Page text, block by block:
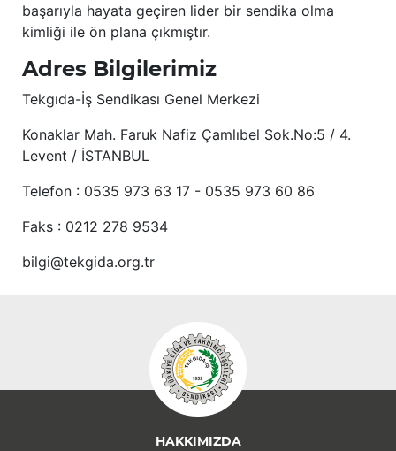
başarıyla hayata geçiren lider bir sendika olma
kimliği ile ön plana çıkmıştır.
Adres Bilgilerimiz
Tekgıda-İş Sendikası Genel Merkezi
Konaklar Mah. Faruk Nafiz Çamlıbel Sok.No:5 / 4.
Levent / İSTANBUL
Telefon : 0535 973 63 17 - 0535 973 60 86
Faks : 0212 278 9534
bilgi@tekgida.org.tr
HAKKIMIZDA